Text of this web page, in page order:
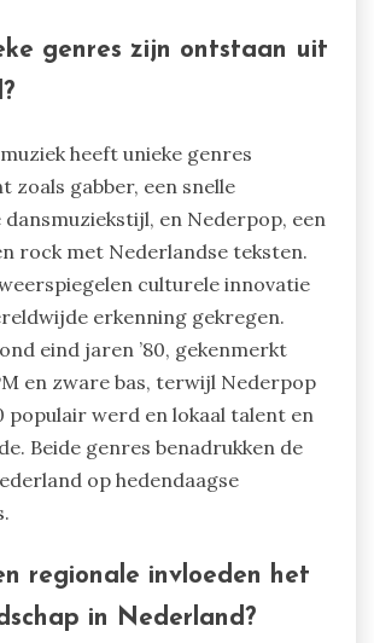
genres zijn ontstaan uit
heeft unieke genres
zoals gabber, een snelle
en Nederpop, een
rock met Nederlandse teksten.
culturele innovatie
erkenning gekregen.
eind jaren ’80, gekenmerkt
en zware bas, terwijl Nederpop
populair werd en lokaal talent en
Beide genres benadrukken de
op hedendaagse
regionale invloeden het
in Nederland?